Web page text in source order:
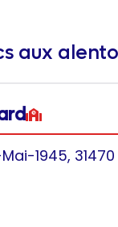
aux
1945, 31470